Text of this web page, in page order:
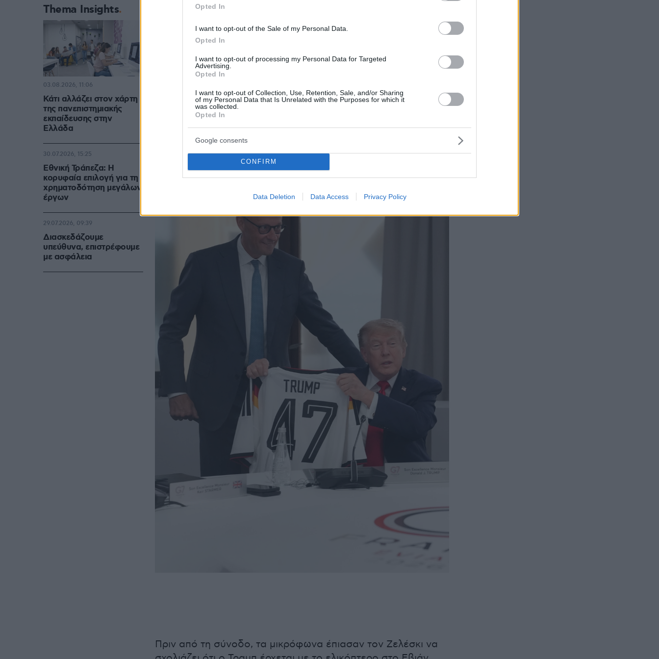
Opted In
I want to opt-out of the Sale of my Personal Data.
Opted In
I want to opt-out of processing my Personal Data for Targeted
Advertising.
Opted In
I want to opt-out of Collection, Use, Retention, Sale, and/or Sharing
of my Personal Data that Is Unrelated with the Purposes for which it
was collected.
Opted In
Google consents
CONFIRM
Data Deletion Data Access Privacy Policy
Πριν από τη σύνοδο, τα μικρόφωνα έπιασαν τον Ζελέσκι να
Thema Insights
Κάτι αλλάζει στον χάρτη
της πανεπιστημιακής
εκπαίδευσης στην
Ελλάδα
03.08.2026, 11:06
Εθνική Τράπεζα: Η
κορυφαία επιλογή για τη
χρηματοδότηση μεγάλων
έργων
30.07.2026, 15:25
Διασκεδάζουμε
υπεύθυνα, επιστρέφουμε
με ασφάλεια
29.07.2026, 09:39